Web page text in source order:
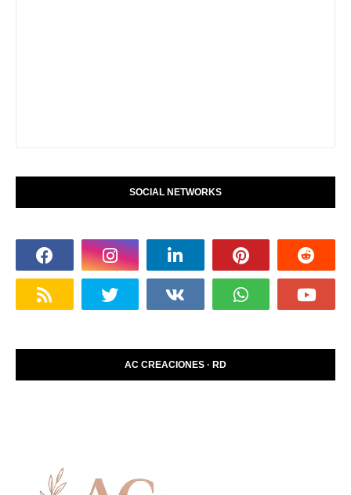
SOCIAL NETWORKS
AC CREACIONES · RD